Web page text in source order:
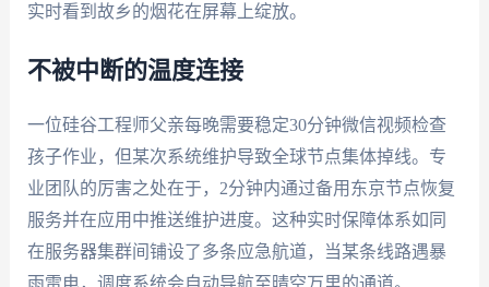
实时看到故乡的烟花在屏幕上绽放。
不被中断的温度连接
一位硅谷工程师父亲每晚需要稳定30分钟微信视频检查
孩子作业，但某次系统维护导致全球节点集体掉线。专
业团队的厉害之处在于，2分钟内通过备用东京节点恢复
服务并在应用中推送维护进度。这种实时保障体系如同
在服务器集群间铺设了多条应急航道，当某条线路遇暴